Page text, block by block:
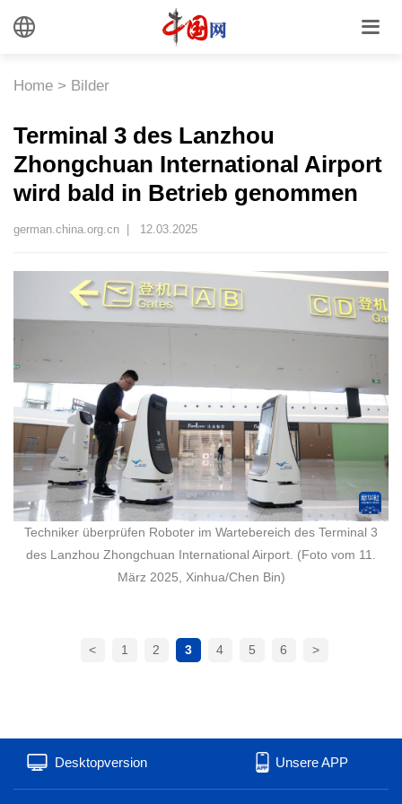
Home > Bilder
Terminal 3 des Lanzhou
Zhongchuan International Airport
wird bald in Betrieb genommen
german.china.org.cn | 12.03.2025
Techniker überprüfen Roboter im Wartebereich des Terminal 3
des Lanzhou Zhongchuan International Airport. (Foto vom 11.
März 2025, Xinhua/Chen Bin)
< 1 2 3 4 5 6 >
Desktopversion Unsere APP